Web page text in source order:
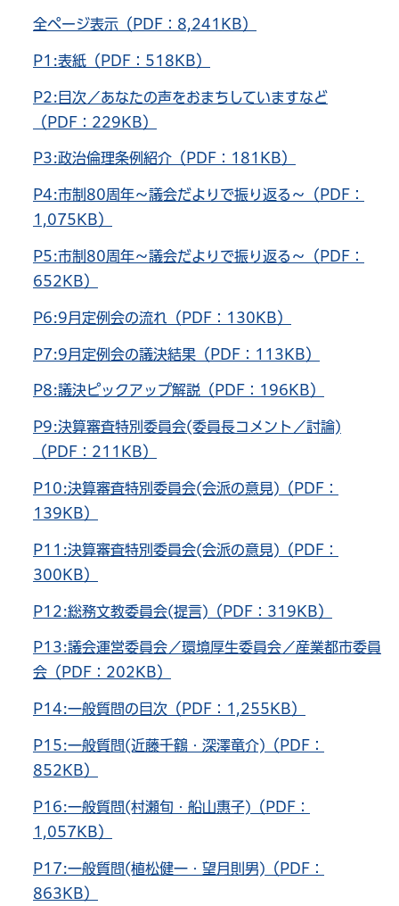
全ページ表示（PDF：8,241KB）
P1:表紙（PDF：518KB）
P2:目次／あなたの声をおまちしていますなど
（PDF：229KB）
P3:政治倫理条例紹介（PDF：181KB）
P4:市制80周年～議会だよりで振り返る～（PDF：
1,075KB）
P5:市制80周年～議会だよりで振り返る～（PDF：
652KB）
P6:9月定例会の流れ（PDF：130KB）
P7:9月定例会の議決結果（PDF：113KB）
P8:議決ピックアップ解説（PDF：196KB）
P9:決算審査特別委員会(委員長コメント／討論)
（PDF：211KB）
P10:決算審査特別委員会(会派の意見)（PDF：
139KB）
P11:決算審査特別委員会(会派の意見)（PDF：
300KB）
P12:総務文教委員会(提言)（PDF：319KB）
P13:議会運営委員会／環境厚生委員会／産業都市委員
会（PDF：202KB）
P14:一般質問の目次（PDF：1,255KB）
P15:一般質問(近藤千鶴・深澤竜介)（PDF：
852KB）
P16:一般質問(村瀬旬・船山惠子)（PDF：
1,057KB）
P17:一般質問(植松健一・望月則男)（PDF：
863KB）